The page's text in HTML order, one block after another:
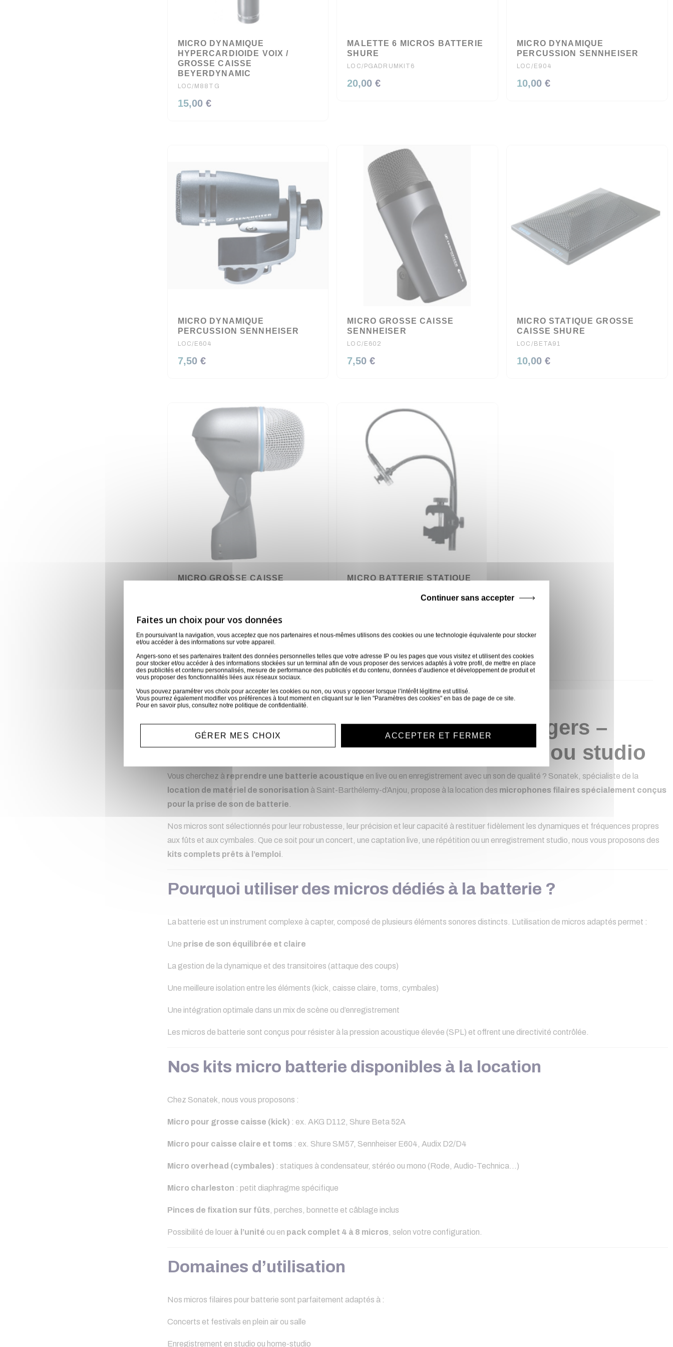
MICRO DYNAMIQUE
HYPERCARDIOIDE VOIX /
GROSSE CAISSE
BEYERDYNAMIC
LOC/M88TG
15,00 €
MALETTE 6 MICROS BATTERIE
SHURE
LOC/PGADRUMKIT6
20,00 €
MICRO DYNAMIQUE
PERCUSSION SENNHEISER
LOC/E904
10,00 €
MICRO DYNAMIQUE
PERCUSSION SENNHEISER
LOC/E604
7,50 €
MICRO GROSSE CAISSE
SENNHEISER
LOC/E602
7,50 €
MICRO STATIQUE GROSSE
CAISSE SHURE
LOC/BETA91
10,00 €
MICRO GROSSE CAISSE
7,50 €
MICRO BATTERIE STATIQUE
Affichage 1-8 de 8 article(s)
Location de micros pour batterie à Angers –
Captation professionnelle pour scène ou studio
Vous cherchez à reprendre une batterie acoustique en live ou en enregistrement avec un son de qualité ? Sonatek, spécialiste de la
location de matériel de sonorisation à Saint-Barthélemy-d’Anjou, propose à la location des microphones filaires spécialement conçus
pour la prise de son de batterie.
Nos micros sont sélectionnés pour leur robustesse, leur précision et leur capacité à restituer fidèlement les dynamiques et fréquences propres
aux fûts et aux cymbales. Que ce soit pour un concert, une captation live, une répétition ou un enregistrement studio, nous vous proposons des
kits complets prêts à l’emploi.
Pourquoi utiliser des micros dédiés à la batterie ?
La batterie est un instrument complexe à capter, composé de plusieurs éléments sonores distincts. L’utilisation de micros adaptés permet :
Une prise de son équilibrée et claire
La gestion de la dynamique et des transitoires (attaque des coups)
Une meilleure isolation entre les éléments (kick, caisse claire, toms, cymbales)
Une intégration optimale dans un mix de scène ou d’enregistrement
Les micros de batterie sont conçus pour résister à la pression acoustique élevée (SPL) et offrent une directivité contrôlée.
Nos kits micro batterie disponibles à la location
Chez Sonatek, nous vous proposons :
Micro pour grosse caisse (kick) : ex. AKG D112, Shure Beta 52A
Micro pour caisse claire et toms : ex. Shure SM57, Sennheiser E604, Audix D2/D4
Micro overhead (cymbales) : statiques à condensateur, stéréo ou mono (Rode, Audio-Technica…)
Micro charleston : petit diaphragme spécifique
Pinces de fixation sur fûts, perches, bonnette et câblage inclus
Possibilité de louer à l’unité ou en pack complet 4 à 8 micros, selon votre configuration.
Domaines d’utilisation
Nos micros filaires pour batterie sont parfaitement adaptés à :
Concerts et festivals en plein air ou salle
Enregistrement en studio ou home-studio
En poursuivant la navigation, vous acceptez que nos partenaires et nous-mêmes utilisons des cookies ou une technologie équivalente pour stocker
et/ou accéder à des informations sur votre appareil.
Angers-sono et ses partenaires traitent des données personnelles telles que votre adresse IP ou les pages que vous visitez et utilisent des cookies
pour stocker et/ou accéder à des informations stockées sur un terminal afin de vous proposer des services adaptés à votre profil, de mettre en place
des publicités et contenu personnalisés, mesure de performance des publicités et du contenu, données d’audience et développement de produit et
vous proposer des fonctionnalités liées aux réseaux sociaux.
Vous pouvez paramétrer vos choix pour accepter les cookies ou non, ou vous y opposer lorsque l’intérêt légitime est utilisé.
Vous pourrez également modifier vos préférences à tout moment en cliquant sur le lien "Paramètres des cookies" en bas de page de ce site.
Pour en savoir plus, consultez notre politique de confidentialité.
Continuer sans accepter
GÉRER MES CHOIX ACCEPTER ET FERMER